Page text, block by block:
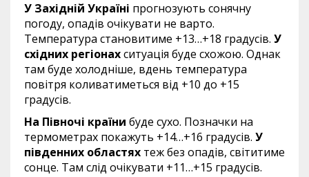
У Західній Україні прогнозують сонячну
погоду, опадів очікувати не варто.
Температура становитиме +13…+18 градусів. У
східних регіонахситуація буде схожою. Однак
там буде холодніше, вдень температура
повітря коливатиметься від +10 до +15
градусів.
На Півночі країни буде сухо. Позначки на
термометрах покажуть +14…+16 градусів. У
південних областях теж без опадів, світитиме
сонце. Там слід очікувати +11…+15 градусів.